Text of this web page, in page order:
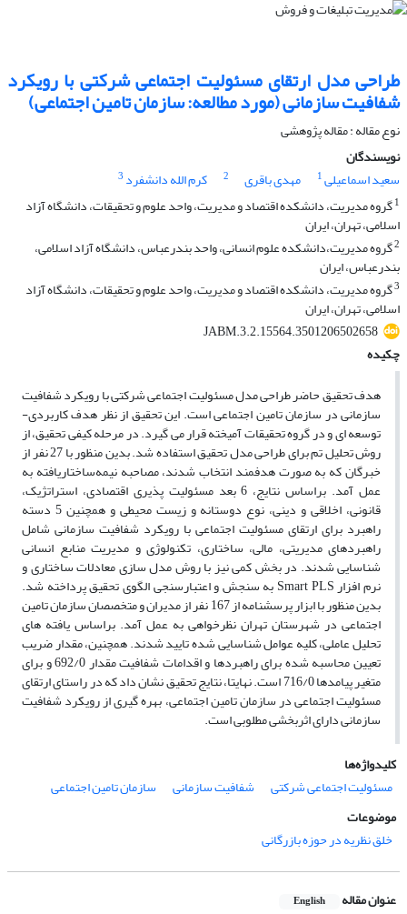
طراحی مدل ارتقای مسئولیت اجتماعی شرکتی با رویکرد
شفافیت سازمانی (مورد مطالعه: سازمان تامین اجتماعی)
نوع مقاله : مقاله پژوهشی
نویسندگان
سعید اسماعیلی1 مهدی باقری 2 کرم الله دانشفرد 3
1گروه مدیریت، دانشکده اقتصاد و مدیریت، واحد علوم و تحقیقات، دانشگاه آزاد
اسلامی، تهران، ایران
2گروه مدیریت،دانشکده علوم انسانی، واحد بندرعباس، دانشگاه آزاد اسلامی،
بندرعباس، ایران
3گروه مدیریت، دانشکده اقتصاد و مدیریت، واحد علوم‌ و تحقیقات، دانشگاه آزاد
اسلامی، تهران، ایران‌
JABM.3.2.15564.3501206502658
چکیده
هدف تحقیق حاضر طراحی مدل مسئولیت اجتماعی شرکتی با رویکرد شفافیت
سازمانی در سازمان تامین اجتماعی است. این تحقیق از نظر هدف کاربردی-
توسعه ای و در گروه تحقیقات آمیخته قرار می گیرد. در مرحله کیفی تحقیق، از
روش تحلیل تم برای طراحی مدل تحقیق استفاده شد. بدین منظور با 27 نفر از
خبرگان که به صورت هدفمند انتخاب شدند، مصاحبه نیمه‌ساختاریافته به
عمل آمد. براساس نتایج، 6 بعد مسئولیت پذیری اقتصادی، استراتژیک،
قانونی، اخلاقی و دینی، نوع دوستانه و زیست محیطی و همچنین 5 دسته
راهبرد برای ارتقای مسئولیت اجتماعی با رویکرد شفافیت سازمانی شامل
راهبردهای مدیریتی، مالی، ساختاری، تکنولوژی و مدیریت منابع انسانی
شناسایی شدند. در بخش کمی نیز با روش مدل سازی معادلات ساختاری و
نرم افزار Smart PLS به سنجش و اعتبارسنجی الگوی تحقیق پرداخته شد.
بدین منظور با ابزار پرسشنامه از 167 نفر از مدیران و متخصصان سازمان تامین
اجتماعی در شهرستان تهران نظرخواهی به عمل آمد. براساس یافته های
تحلیل عاملی، کلیه عوامل شناسایی شده تایید شدند. همچنین، مقدار ضریب
تعیین محاسبه شده برای راهبردها و اقدامات شفافیت مقدار 692/0 و برای
متغیر پیامدها 716/0 است. نهایتا، نتایج تحقیق نشان داد که در راستای ارتقای
مسئولیت اجتماعی در سازمان تامین اجتماعی، بهره گیری از رویکرد شفافیت
سازمانی دارای اثربخشی مطلوبی است.
کلیدواژه‌ها
مسئولیت اجتماعی شرکتی
شفافیت سازمانی
سازمان تامین اجتماعی
موضوعات
خلق نظریه در حوزه بازرگانی
عنوان مقاله English